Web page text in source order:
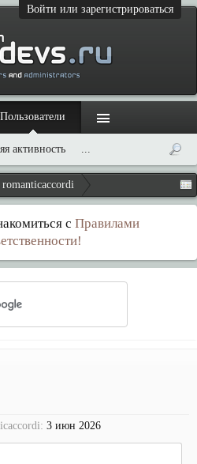
Войти или зарегистрироваться
romanticaccordi
с Правилами
3 июн 2026
Пользователи
активность ...